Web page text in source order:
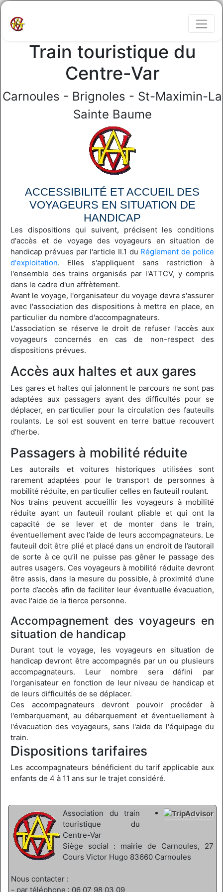
Train touristique du
Centre-Var
Carnoules - Brignoles - St-Maximin-La
Sainte Baume
ACCESSIBILITÉ ET ACCUEIL DES
VOYAGEURS EN SITUATION DE
HANDICAP
Les dispositions qui suivent, précisent les conditions
d'accès et de voyage des voyageurs en situation de
handicap prévues par l'article II.1 du Réglement de police
d'exploitation. Elles s'appliquent sans restriction à
l'ensemble des trains organisés par l'ATTCV, y compris
dans le cadre d'un affrètement.
Avant le voyage, l'organisateur du voyage devra s'assurer
avec l'association des dispositions à mettre en place, en
particulier du nombre d'accompagnateurs.
L'association se réserve le droit de refuser l'accès aux
voyageurs concernés en cas de non-respect des
dispositions prévues.
Accès aux haltes et aux gares
Les gares et haltes qui jalonnent le parcours ne sont pas
adaptées aux passagers ayant des difficultés pour se
déplacer, en particulier pour la circulation des fauteuils
roulants. Le sol est souvent en terre battue recouvert
d'herbe.
Passagers à mobilité réduite
Les autorails et voitures historiques utilisées sont
rarement adaptées pour le transport de personnes à
mobilité réduite, en particulier celles en fauteuil roulant.
Nos trains peuvent accueillir les voyageurs à mobilité
réduite ayant un fauteuil roulant pliable et qui ont la
capacité de se lever et de monter dans le train,
éventuellement avec l’aide de leurs accompagnateurs. Le
fauteuil doit être plié et placé dans un endroit de l’autorail
de sorte à ce qu’il ne puisse pas gêner le passage des
autres usagers. Ces voyageurs à mobilité réduite devront
être assis, dans la mesure du possible, à proximité d’une
porte d’accès afin de faciliter leur éventuelle évacuation,
avec l'aide de la tierce personne.
Accompagnement des voyageurs en
situation de handicap
Durant tout le voyage, les voyageurs en situation de
handicap devront être accompagnés par un ou plusieurs
accompagnateurs. Leur nombre sera défini par
l'organisateur en fonction de leur niveau de handicap et
de leurs difficultés de se déplacer.
Ces accompagnateurs devront pouvoir procéder à
l'embarquement, au débarquement et éventuellement à
l'évacuation des voyageurs, sans l'aide de l'équipage du
train.
Dispositions tarifaires
Les accompagnateurs bénéficient du tarif applicable aux
enfants de 4 à 11 ans sur le trajet considéré.
Association du train
touristique du
Centre-Var
Siège social : mairie de Carnoules, 27
Cours Victor Hugo 83660 Carnoules
Nous contacter :
- par téléphone : 06 07 98 03 09